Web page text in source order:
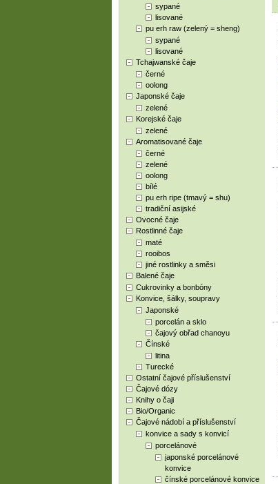
sypané
lisované
pu erh raw (zelený = sheng)
sypané
lisované
Tchajwanské čaje
černé
oolong
Japonské čaje
zelené
Korejské čaje
zelené
Aromatisované čaje
černé
zelené
oolong
bílé
pu erh ripe (tmavý = shu)
tradiční asijské
Ovocné čaje
Rostlinné čaje
maté
rooibos
jiné rostlinky a směsi
Balené čaje
Cukrovinky a bonbóny
Konvice, šálky, soupravy
Japonské
porcelán a sklo
čajový obřad chanoyu
Čínské
litina
Turecké
Ostatní čajové příslušenství
Čajové dózy
Knihy o čaji
Bio/Organic
Čajové nádobí a příslušenství
konvice a sady s konvicí
porcelánové
japonské porcelánové
konvice
čínské porcelánové konvice